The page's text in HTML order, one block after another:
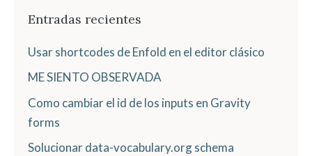
Entradas recientes
Usar shortcodes de Enfold en el editor clásico
ME SIENTO OBSERVADA
Como cambiar el id de los inputs en Gravity
forms
Solucionar data-vocabulary.org schema